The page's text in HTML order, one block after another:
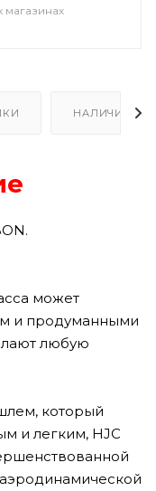
магазинах
НАЛИЧИЕ В
может
и продуманными
любую
который
и легким, HJC